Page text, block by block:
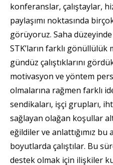
konferanslar, çalıştaylar,
paylaşımı noktasında
görüyoruz. Saha
STK’ların farklı gönüllülük
gündüz çalıştıklarını
motivasyon ve yöntem
olmalarına rağmen farklı
sendikaları, işçi grupları,
sağlayan olağan koşullar
eğildiler ve anlattığımız
boyutlarda çalıştılar. Bu
destek olmak için ilişkiler